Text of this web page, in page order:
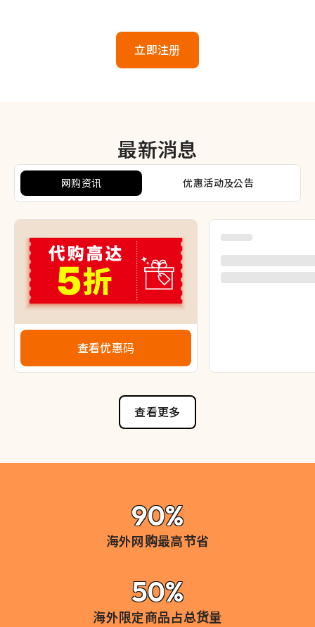
立即注册
最新消息
网购资讯 优惠活动及公告
查看优惠码
查看更多
90%
海外网购最高节省
50%
海外限定商品占总货量